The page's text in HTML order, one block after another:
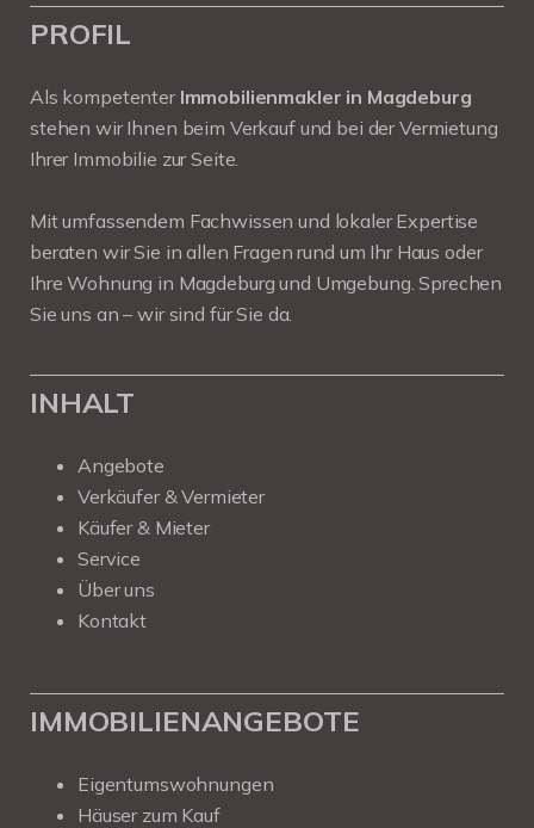
PROFIL
Als kompetenter Immobilienmakler in Magdeburg
stehen wir Ihnen beim Verkauf und bei der Vermietung
Ihrer Immobilie zur Seite.
Mit umfassendem Fachwissen und lokaler Expertise
beraten wir Sie in allen Fragen rund um Ihr Haus oder
Ihre Wohnung in Magdeburg und Umgebung. Sprechen
Sie uns an – wir sind für Sie da.
INHALT
Angebote
Verkäufer & Vermieter
Käufer & Mieter
Service
Über uns
Kontakt
IMMOBILIENANGEBOTE
Eigentumswohnungen
Häuser zum Kauf